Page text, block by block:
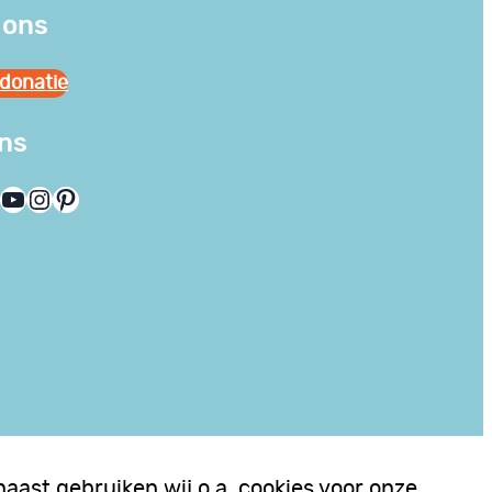
YouTube InstagramPinterest